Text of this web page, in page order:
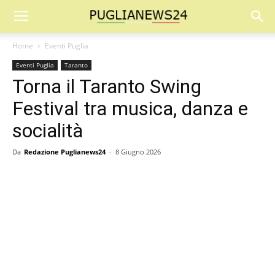
Home Eventi Puglia
Eventi Puglia Taranto
Torna il Taranto Swing
Festival tra musica, danza e
socialità
Da Redazione Puglianews24 - 8 Giugno 2026